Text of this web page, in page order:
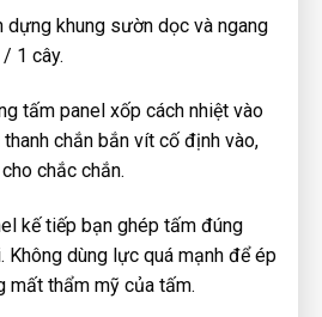
dựng khung sườn dọc và ngang
1 cây.
tấm panel xốp cách nhiệt vào
chắn bắn vít cố định vào,
chắc chắn.
kế tiếp bạn ghép tấm đúng
Không dùng lực quá mạnh để ép
mất thẩm mỹ của tấm.